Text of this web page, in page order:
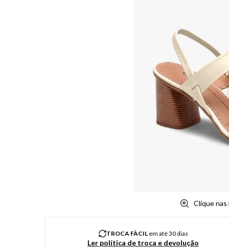
Clique nas
TROCA FÀCILem até 30 dias
Ler política de troca e devolução